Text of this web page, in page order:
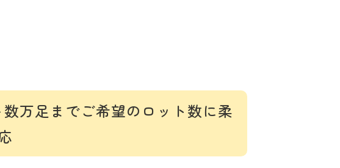
数万足までご希望のロット数に柔